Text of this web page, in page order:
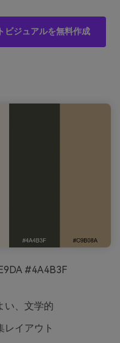
ビジュアルを無料作成
#4A4B3F
い、文学的
レイアウト